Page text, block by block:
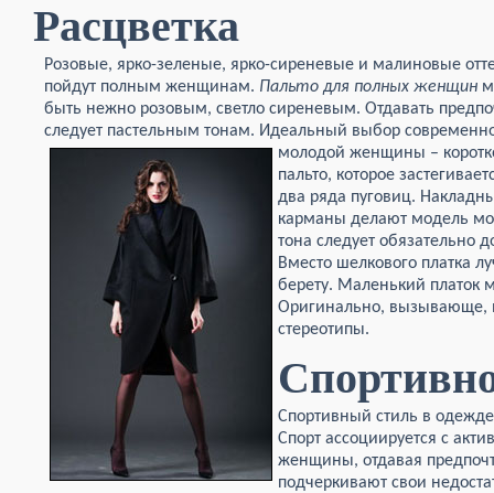
Расцветка
Розовые, ярко-зеленые, ярко-сиреневые и малиновые
пойдут полным женщинам. Пальто для полных женщин
быть нежно розовым, светло сиреневым. Отдавать
следует пастельным тонам. Идеальный выбор
молодой женщины –
пальто, которое
два ряда пуговиц.
карманы делают модель
тона следует обязательно
Вместо шелкового платка
берету. Маленький платок
Оригинально,
стереотипы.
Спортивный стиль в
Спорт ассоциируется с
женщины, отдавая
подчеркивают свои